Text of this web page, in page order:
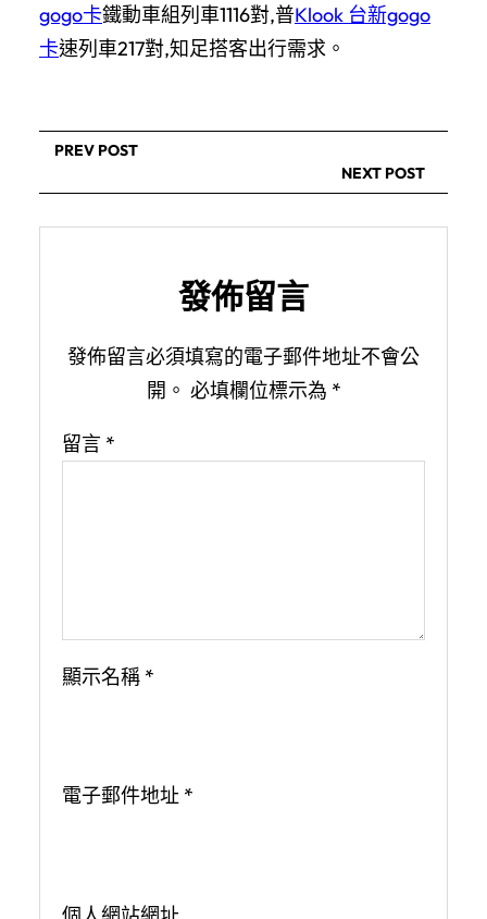
gogo卡鐵動車組列車1116對,普Klook 台新gogo
卡速列車217對,知足搭客出行需求。
PREV POST
NEXT POST
發佈留言
發佈留言必須填寫的電子郵件地址不會公
開。 必填欄位標示為 *
留言 *
顯示名稱 *
電子郵件地址 *